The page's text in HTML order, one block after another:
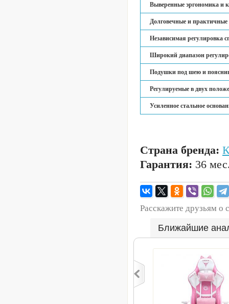
Выверенные эргономика и
Долговечные и
Независимая регулировка
Широкий диапазон
Подушки под шею и
Регулируемые в двух
Усиленное стальное
Страна бренда:
Гарантия: 36
Расскажите друзьям о
Ближайшие